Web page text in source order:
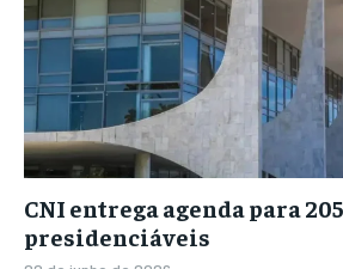
CNI entrega agenda para
presidenciáveis